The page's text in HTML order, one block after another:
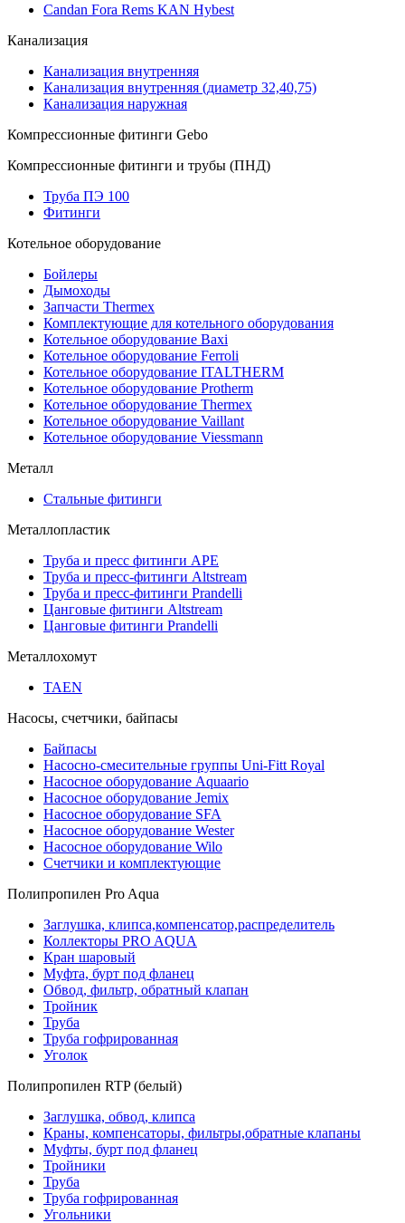
Candan Fora Rems KAN Hybest
Канализация
Канализация внутренняя
Канализация внутренняя (диаметр 32,40,75)
Канализация наружная
Компрессионные фитинги Gebo
Компрессионные фитинги и трубы (ПНД)
Труба ПЭ 100
Фитинги
Котельное оборудование
Бойлеры
Дымоходы
Запчасти Thermex
Комплектующие для котельного оборудования
Котельное оборудование Baxi
Котельное оборудование Ferroli
Котельное оборудование ITALTHERM
Котельное оборудование Protherm
Котельное оборудование Thermex
Котельное оборудование Vaillant
Котельное оборудование Viessmann
Металл
Стальные фитинги
Металлопластик
Труба и пресс фитинги APE
Труба и пресс-фитинги Altstream
Труба и пресс-фитинги Prandelli
Цанговые фитинги Altstream
Цанговые фитинги Prandelli
Металлохомут
TAEN
Насосы, счетчики, байпасы
Байпасы
Насосно-смесительные группы Uni-Fitt Royal
Насосное оборудование Aquaario
Насосное оборудование Jemix
Насосное оборудование SFA
Насосное оборудование Wester
Насосное оборудование Wilo
Счетчики и комплектующие
Полипропилен Pro Aqua
Заглушка, клипса,компенсатор,распределитель
Коллекторы PRO AQUA
Кран шаровый
Муфта, бурт под фланец
Обвод, фильтр, обратный клапан
Тройник
Труба
Труба гофрированная
Уголок
Полипропилен RTP (белый)
Заглушка, обвод, клипса
Краны, компенсаторы, фильтры,обратные клапаны
Муфты, бурт под фланец
Тройники
Труба
Труба гофрированная
Угольники